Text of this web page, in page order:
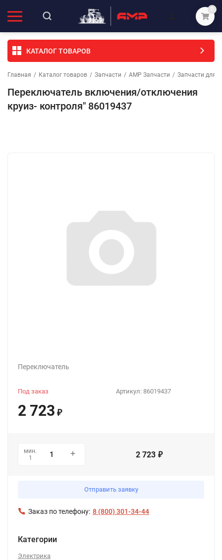
0
КАТАЛОГ ТОВАРОВ
Главная / Каталог товаров / Запчасти / АМР Запчасти / Запчасти для
Переключатель включения/отключения
круиз- контроля" 86019437
Переключатель
Артикул: 86019437
Под заказ
2 723 ₽
мин.
1
2 723 ₽
Отправить заявку
Заказ по телефону: 8 (800) 301-34-44
Категории
Электрика